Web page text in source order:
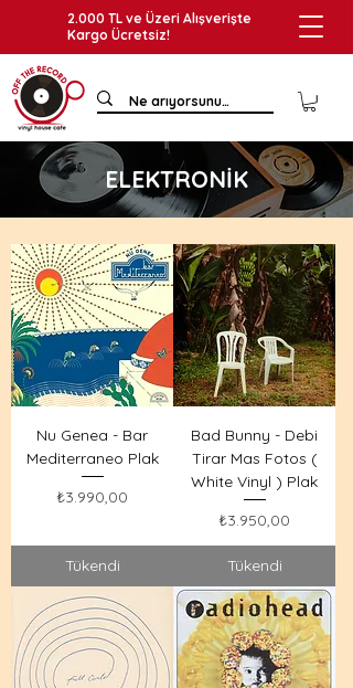
2.000 TL ve Üzeri Alışverişte
Kargo Ücretsiz!
ELEKTRONİK
Nu Genea - Bar
Mediterraneo Plak
Fiyat
₺3.990,00
Tükendi
Bad Bunny - Debi
Tirar Mas Fotos (
White Vinyl ) Plak
Fiyat
₺3.950,00
Tükendi